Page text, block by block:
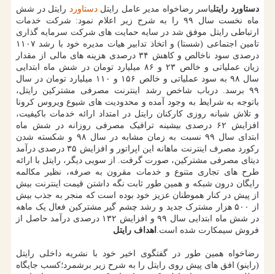
دستاورد رایتلیاسر رضاخواه مدیر عامل رایتلدستاورد رایتل در شش
ماه نخست سال ۹۹ را به شرح زیر اعلام نمود: شرکت خدمات
ارتباطی رایتل موفق شد در سایه حمایت های شرکت سرمایه گذاری
تامین اجتماعی (شستا) و اتخاذ تدابیر هیات مدیره خود با رشد ۱۱۰۷
درصدی سود ناخالص و کاهش ۳۴ درصدی هزینه های مالی از مقدار
زیان عملیاتی و خالص ۲۳ و ۸۶ میلیارد تومان در شش ماه ابتدایی
سال ۹۸ به سود عملیاتی و خالص ۱۵۶ و ۱۱۰ میلیارد تومان در سال
۹۹ برسد. درباب شاخص رشد اینترنت مصرفی مشترکین رایتل،
باتوجه به شرایط به وجود آمده و محدودیت های شیوع ویروس کرونا
و تلاش شبانه روزی کارکنان رایتل در امتداد ارائه خدمات باکیفیت،
افزایش ۶۲ درصدی بیشینه ترافیک مصرفی روزانه در شش ماه
ابتدای سال ۹۹ نسبت به زمان مشابه در سال ۹۸ و شکسته شدن
رکورد مصرف اینترنت ماهانه این اپراتور و افزایش ۳۵ درصدی درآمد
دیتای مصرفی مشترکین، صورت گرفت. از سویی دیگر، رایتل با ارائه
طرح های تجاری متنوع و خدمات مقرون به صرفه، نظیر مکالمه
رایگان درون شبکه و همین طور ثابت نگه داشتن قیمت اینترنت بیش
از پیش در کنار هموطنان عزیز خود بوده است که منجر به جذب بیش
از ۵۰۰ هزار مشترک جدید و رشد چشم گیر مشترکین فعال یک ماهه
در شش ماه ابتدایی سال ۹۹ و افزایش ۱۳۲ درصدی درآمد حاصل از
فروش سیمکارت شده است. اهداف رایتل
رضاخواه همین طور در گفتگوی اخیر خود با نشریه داخلی رایتل
(راینو) افق های پیش روی رایتل را به شرح زیر برشمرد؛کسب جایگاه